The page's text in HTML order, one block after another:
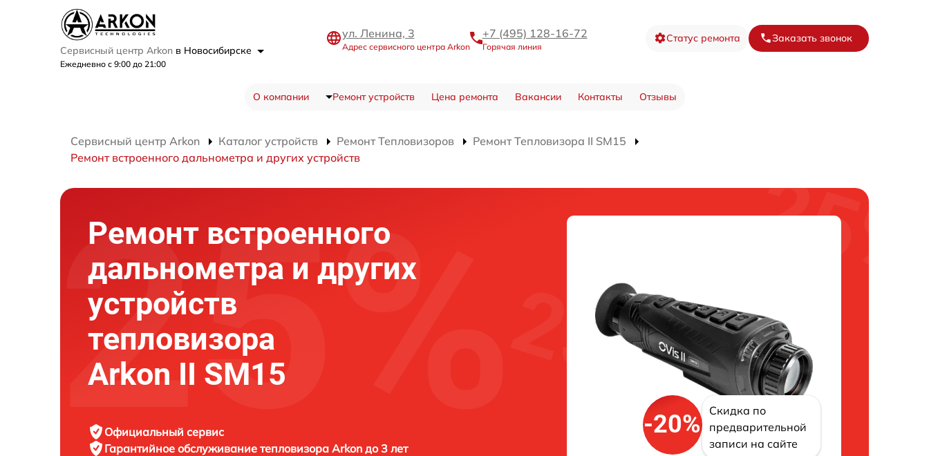
Сервисный центр Arkon в Новосибирске
Ежедневно с 9:00 до 21:00
ул. Ленина, 3
Адрес сервисного центра Arkon
+7 (495) 128-16-72
Горячая линия
Статус ремонта Заказать звонок
О компании Ремонт устройств Цена ремонта Вакансии Контакты Отзывы
Сервисный центр Arkon Каталог устройств Ремонт Тепловизоров
Ремонт Тепловизора II SM15
Ремонт встроенного дальнометра и других устройств
Ремонт встроенного
дальнометра и других
устройств
тепловизора
Arkon II SM15
Официальный сервис
Гарантийное обслуживание тепловизора Arkon до 3 лет
-20%
Скидка по
предварительной
записи на сайте